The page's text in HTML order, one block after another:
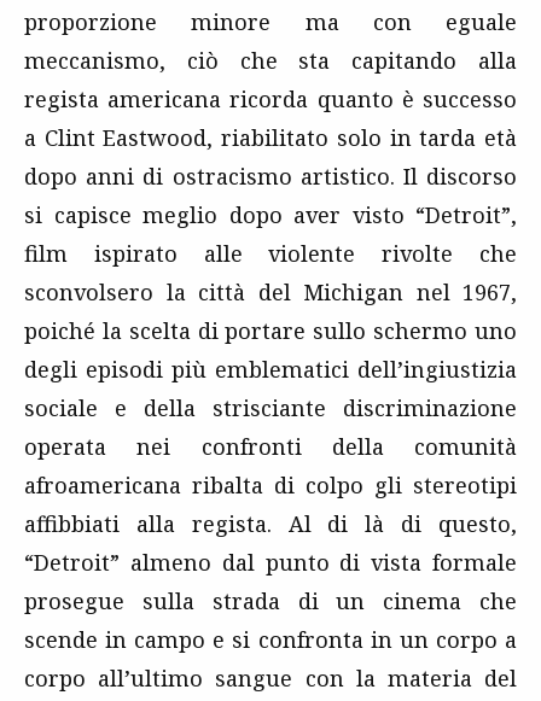
proporzione minore ma con eguale
meccanismo, ciò che sta capitando alla
regista americana ricorda quanto è successo
a Clint Eastwood, riabilitato solo in tarda età
dopo anni di ostracismo artistico. Il discorso
si capisce meglio dopo aver visto “Detroit”,
film ispirato alle violente rivolte che
sconvolsero la città del Michigan nel 1967,
poiché la scelta di portare sullo schermo uno
degli episodi più emblematici dell’ingiustizia
sociale e della strisciante discriminazione
operata nei confronti della comunità
afroamericana ribalta di colpo gli stereotipi
affibbiati alla regista. Al di là di questo,
“Detroit” almeno dal punto di vista formale
prosegue sulla strada di un cinema che
scende in campo e si confronta in un corpo a
corpo all’ultimo sangue con la materia del